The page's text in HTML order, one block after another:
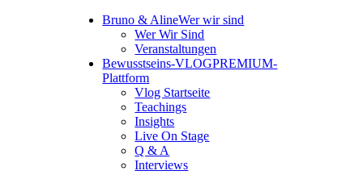
Bruno & AlineWer wir sind
Wer Wir Sind
Veranstaltungen
Bewusstseins-VLOGPREMIUM-
Plattform
Vlog Startseite
Teachings
Insights
Live On Stage
Q & A
Interviews